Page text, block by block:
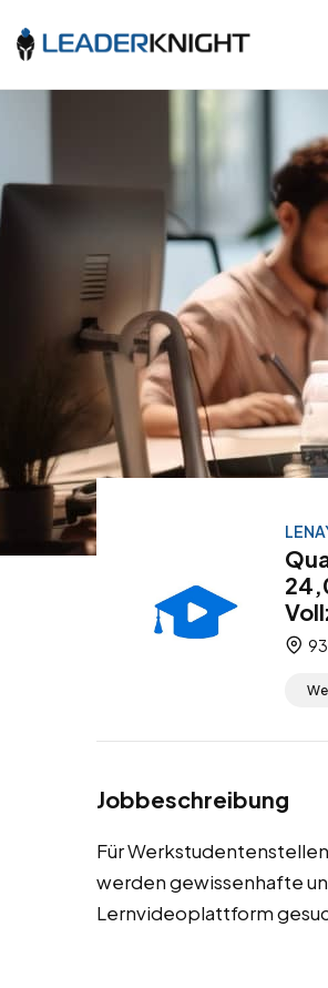
Jobbeschreibung
Für
werden gewissenhafte
Lernvideoplattform